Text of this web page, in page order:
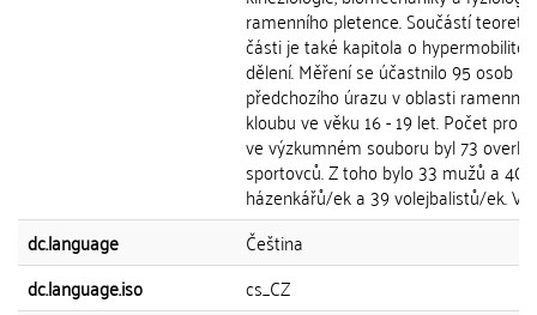
ramenního pletence. Součástí
části je také kapitola o hypermobilitě
dělení. Měření se účastnilo 95 osob
předchozího úrazu v oblasti
kloubu ve věku 16 - 19 let. Počet
ve výzkumném souboru byl 73
sportovců. Z toho bylo 33 mužů a 40
házenkářů/ek a 39 volejbalistů/ek. V...
dc.language
Čeština
dc.language.iso
cs_CZ